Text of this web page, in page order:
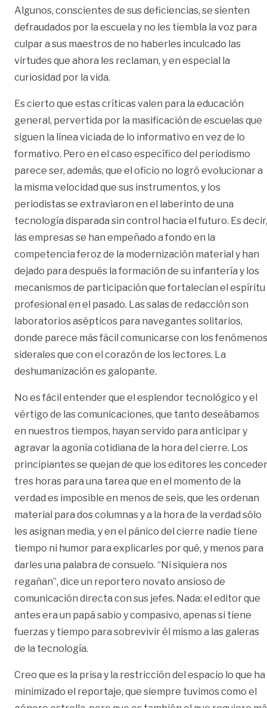
Algunos, conscientes de sus deficiencias, se sienten
defraudados por la escuela y no les tiembla la voz para
culpar a sus maestros de no haberles inculcado las
virtudes que ahora les reclaman, y en especial la
curiosidad por la vida.
Es cierto que estas críticas valen para la educación
general, pervertida por la masificación de escuelas que
siguen la línea viciada de lo informativo en vez de lo
formativo. Pero en el caso específico del periodismo
parece ser, además, que el oficio no logró evolucionar a
la misma velocidad que sus instrumentos, y los
periodistas se extraviaron en el laberinto de una
tecnología disparada sin control hacia el futuro. Es decir,
las empresas se han empeñado a fondo en la
competencia feroz de la modernización material y han
dejado para después la formación de su infantería y los
mecanismos de participación que fortalecían el espíritu
profesional en el pasado. Las salas de redacción son
laboratorios asépticos para navegantes solitarios,
donde parece más fácil comunicarse con los fenómenos
siderales que con el corazón de los lectores. La
deshumanización es galopante.
No es fácil entender que el esplendor tecnológico y el
vértigo de las comunicaciones, que tanto deseábamos
en nuestros tiempos, hayan servido para anticipar y
agravar la agonía cotidiana de la hora del cierre. Los
principiantes se quejan de que los editores les
tres horas para una tarea que en el momento de la
verdad es imposible en menos de seis, que les ordenan
material para dos columnas y a la hora de la verdad sólo
les asignan media, y en el pánico del cierre nadie tiene
tiempo ni humor para explicarles por qué, y menos para
darles una palabra de consuelo. “Ni siquiera nos
regañan”, dice un reportero novato ansioso de
comunicación directa con sus jefes. Nada: el editor que
antes era un papá sabio y compasivo, apenas si tiene
fuerzas y tiempo para sobrevivir él mismo a las galeras
de la tecnología.
Creo que es la prisa y la restricción del espacio lo que ha
minimizado el reportaje, que siempre tuvimos como el